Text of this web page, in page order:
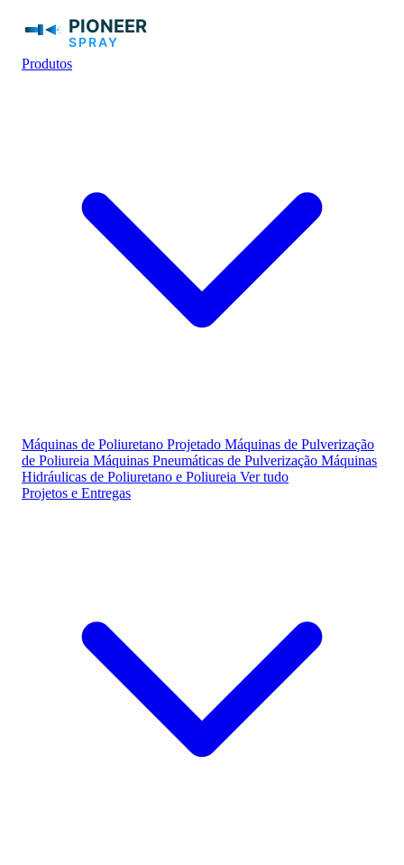
Produtos
Máquinas de Poliuretano Projetado Máquinas de Pulverização
de Poliureia Máquinas Pneumáticas de Pulverização Máquinas
Hidráulicas de Poliuretano e Poliureia Ver tudo
Projetos e Entregas